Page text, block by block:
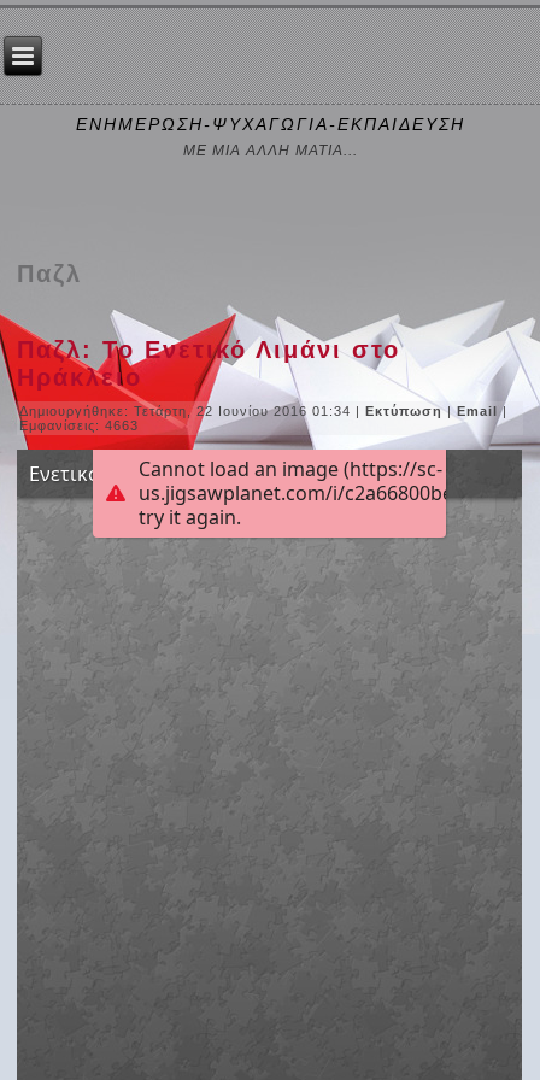
ΕΝΗΜΕΡΩΣΗ-ΨΥΧΑΓΩΓΙΑ-ΕΚΠΑΙΔΕΥΣΗ
ΜΕ ΜΙΑ ΑΛΛΗ ΜΑΤΙΑ...
Παζλ
Παζλ: Το Ενετικό Λιμάνι στο
Ηράκλειο
Δημιουργήθηκε: Τετάρτη, 22 Ιουνίου 2016 01:34 |Εκτύπωση|Email|
Εμφανίσεις: 4663